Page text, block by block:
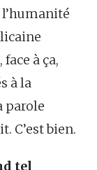
à ça,
à la
parole
C’est bien.
tel